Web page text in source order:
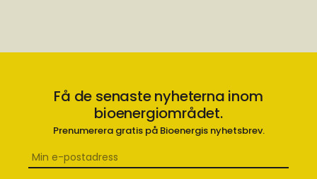
Få de senaste nyheterna inom
bioenergiområdet.
Prenumerera gratis på Bioenergis nyhetsbrev.